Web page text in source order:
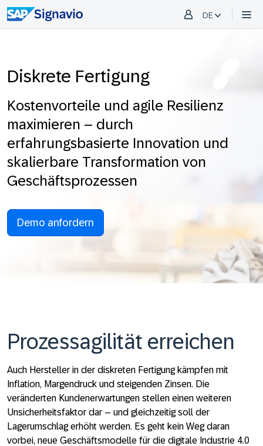
DE
Diskrete Fertigung
Kostenvorteile und agile Resilienz
maximieren – durch
erfahrungsbasierte Innovation und
skalierbare Transformation von
Geschäftsprozessen
Demo anfordern
Prozessagilität erreichen
Auch Hersteller in der diskreten Fertigung kämpfen mit
Inflation, Margendruck und steigenden Zinsen. Die
veränderten Kundenerwartungen stellen einen weiteren
Unsicherheitsfaktor dar – und gleichzeitig soll der
Lagerumschlag erhöht werden. Es geht kein Weg daran
vorbei, neue Geschäftsmodelle für die digitale Industrie 4.0